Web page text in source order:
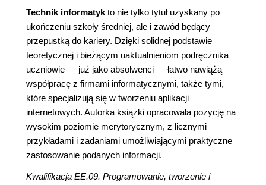
Technik informatyk to nie tylko tytuł uzyskany po
ukończeniu szkoły średniej, ale i zawód będący
przepustką do kariery. Dzięki solidnej podstawie
teoretycznej i bieżącym uaktualnieniom podręcznika
uczniowie — już jako absolwenci — łatwo nawiążą
współpracę z firmami informatycznymi, także tymi,
które specjalizują się w tworzeniu aplikacji
internetowych. Autorka książki opracowała pozycję na
wysokim poziomie merytorycznym, z licznymi
przykładami i zadaniami umożliwiającymi praktyczne
zastosowanie podanych informacji.
Kwalifikacja EE.09. Programowanie, tworzenie i